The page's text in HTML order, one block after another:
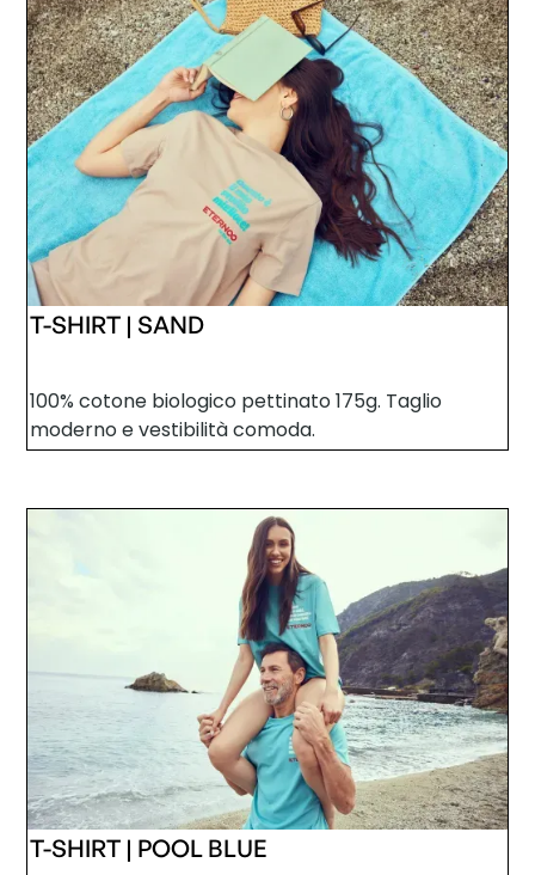
T-SHIRT | SAND
100% cotone biologico pettinato 175g. Taglio
moderno e vestibilità comoda.
T-SHIRT | POOL BLUE